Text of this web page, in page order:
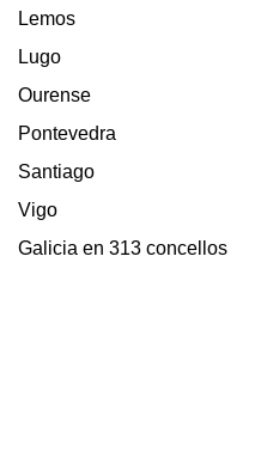
Lemos
Lugo
Ourense
Pontevedra
Santiago
Vigo
Galicia en 313 concellos